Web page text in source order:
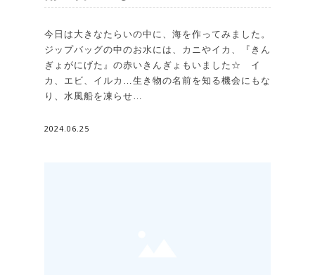
今日は大きなたらいの中に、海を作ってみました。
ジップバッグの中のお水には、カニやイカ、『きん
ぎょがにげた』の赤いきんぎょもいました☆ イ
カ、エビ、イルカ…生き物の名前を知る機会にもな
り、水風船を凍らせ…
2024.06.25